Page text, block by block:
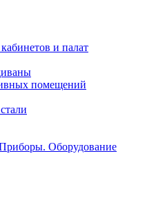
и палат
помещений
Оборудование